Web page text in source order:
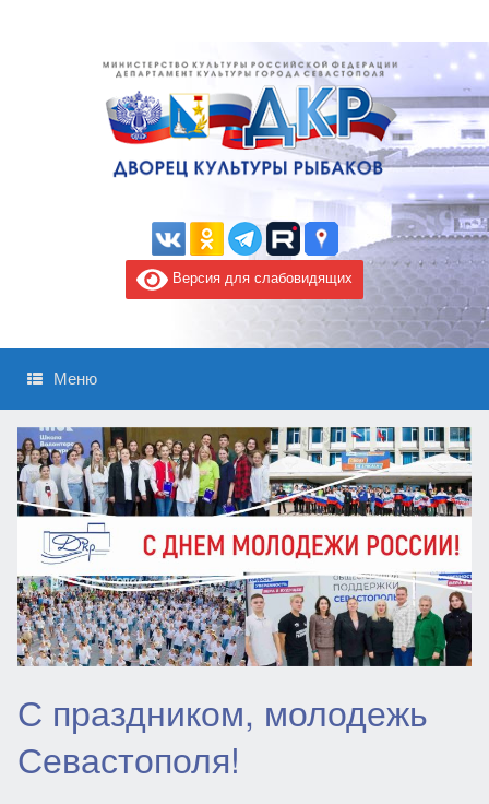
Версия для слабовидящих
Меню
С праздником, молодежь
Севастополя!